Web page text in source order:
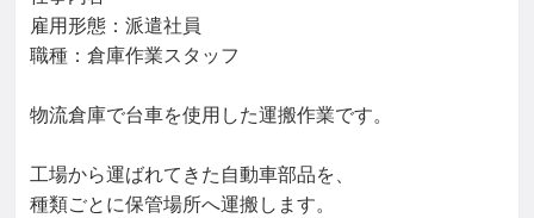
雇用形態：派遣社員
職種：倉庫作業スタッフ
物流倉庫で台車を使用した運搬作業です。
工場から運ばれてきた自動車部品を、
種類ごとに保管場所へ運搬します。